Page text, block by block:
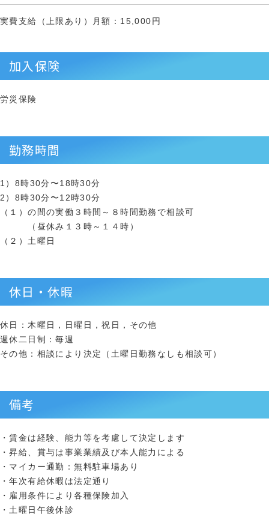
実費支給（上限あり）月額：15,000円
加入保険
労災保険
勤務時間
1）8時30分〜18時30分
2）8時30分〜12時30分
（１）の間の実働３時間～８時間勤務で相談可
（昼休み１３時～１４時）
（２）土曜日
休日・休暇
休日：木曜日，日曜日，祝日，その他
週休二日制：毎週
その他：相談により決定（土曜日勤務なしも相談可）
備考
・賃金は経験、能力等を考慮して決定します
・昇給、賞与は事業業績及び本人能力による
・マイカー通勤：無料駐車場あり
・年次有給休暇は法定通り
・雇用条件により各種保険加入
・土曜日午後休診